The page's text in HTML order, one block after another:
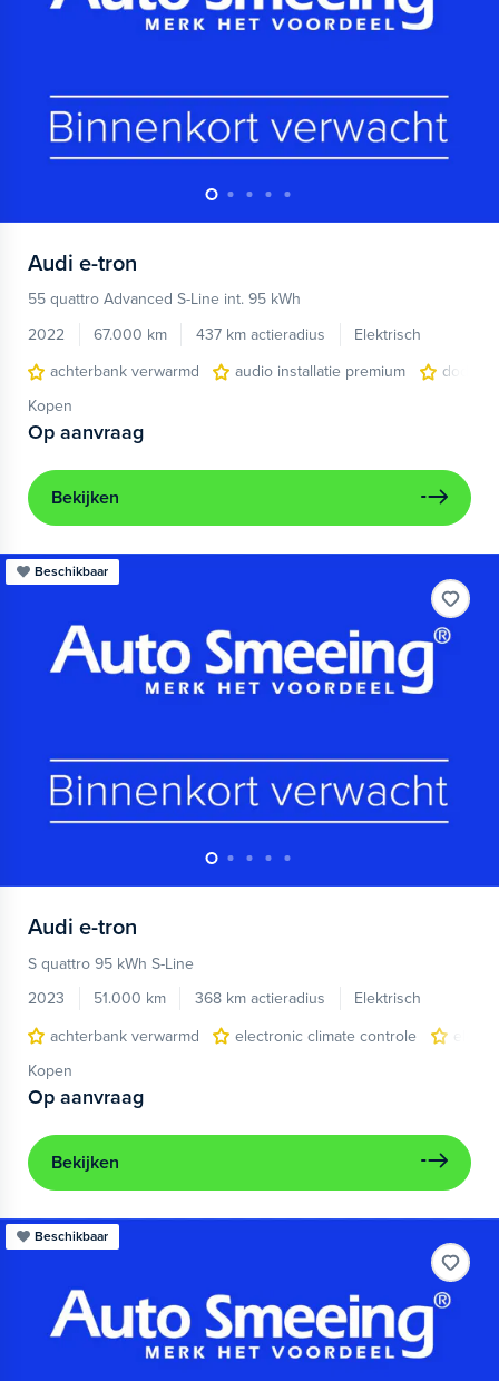
Audi e-tron
55 quattro Advanced S-Line int. 95 kWh
2022
67.000 km 437 km actieradius
Elektrisch
achterbank verwarmd
audio installatie premium
Kopen
Op aanvraag
Bekijken
Beschikbaar
Audi e-tron
S quattro 95 kWh S-Line
2023
51.000 km 368 km actieradius
Elektrisch
achterbank verwarmd
electronic climate controle
Kopen
Op aanvraag
Bekijken
Beschikbaar